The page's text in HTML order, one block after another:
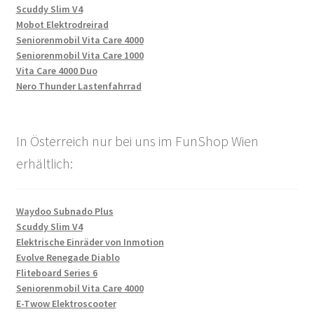
Scuddy Slim V4
Mobot Elektrodreirad
Seniorenmobil Vita Care 4000
Seniorenmobil Vita Care 1000
Vita Care 4000 Duo
Nero Thunder Lastenfahrrad
In Österreich nur bei uns im FunShop Wien
erhältlich:
Waydoo Subnado Plus
Scuddy Slim V4
Elektrische Einräder von Inmotion
Evolve Renegade Diablo
Fliteboard Series 6
Seniorenmobil Vita Care 4000
E-Twow Elektroscooter